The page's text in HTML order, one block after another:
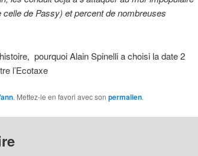
de Passy) et percent de nombreuses
pourquoi Alain Spinelli a choisi la date 2
l’Ecotaxe
. Mettez-le en favori avec son permalien.